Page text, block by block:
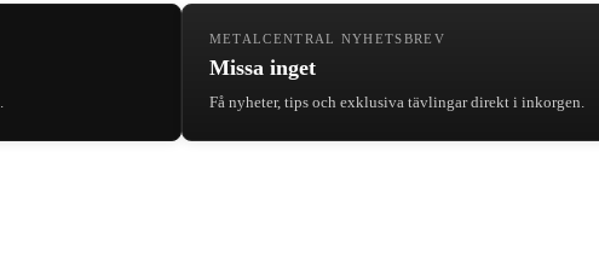
METALCENTRAL NYHETSBREV
Missa inget
Få nyheter, tips och exklusiva tävlingar direkt i inkorgen.